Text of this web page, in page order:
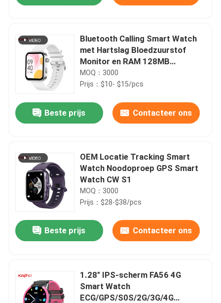
Bluetooth Calling Smart Watch
met Hartslag Bloedzuurstof
Monitor en RAM 128MB
geheugen
MOQ：3000
Prijs：$10- $15/pcs
Beste prijs Contacteer ons
OEM Locatie Tracking Smart
Watch Noodoproep GPS Smart
Watch CW S1
MOQ：3000
Prijs：$28-$38/pcs
Beste prijs Contacteer ons
1.28" IPS-scherm FA56 4G
Smart Watch
ECG/GPS/S0S/2G/3G/4G